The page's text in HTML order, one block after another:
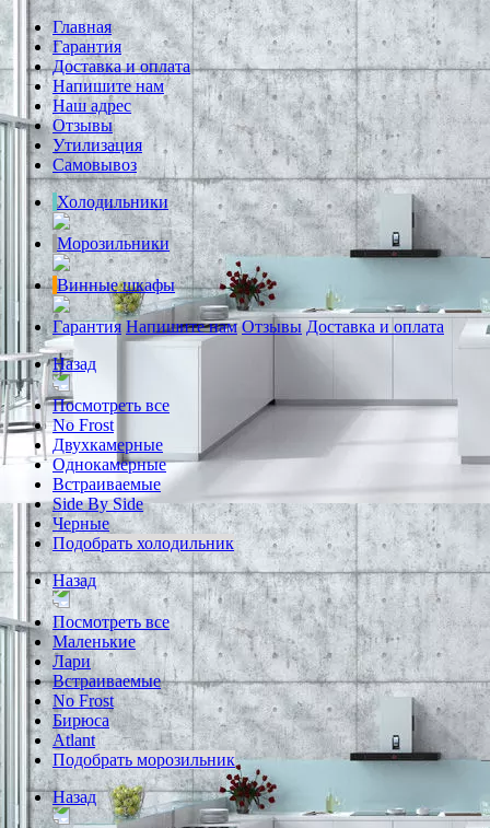
Главная
Гарантия
Доставка и оплата
Напишите нам
Наш адрес
Отзывы
Утилизация
Самовывоз
Холодильники
Морозильники
Винные шкафы
Гарантия Напишите нам Отзывы Доставка и оплата
Назад
Посмотреть все
No Frost
Двухкамерные
Однокамерные
Встраиваемые
Side By Side
Черные
Подобрать холодильник
Назад
Посмотреть все
Маленькие
Лари
Встраиваемые
No Frost
Бирюса
Atlant
Подобрать морозильник
Назад